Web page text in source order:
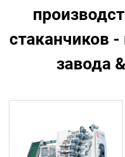
стаканчиков
завода